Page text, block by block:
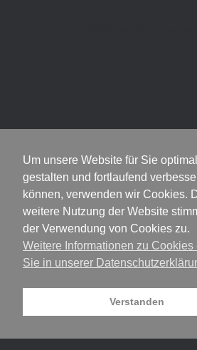
Um unsere Website für Sie
gestalten und fortlaufend
können, verwenden wir Cookies.
weitere Nutzung der Website
der Verwendung von Cookies zu.
Weitere Informationen zu Cookies
Sie in unserer
Verstanden